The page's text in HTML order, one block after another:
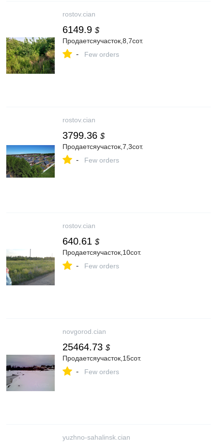
rostov.cian
6149.9 $
Продаетсяучасток,8,7сот.
- Few orders
rostov.cian
3799.36 $
Продаетсяучасток,7,3сот.
- Few orders
rostov.cian
640.61 $
Продаетсяучасток,10сот.
- Few orders
novgorod.cian
25464.73 $
Продаетсяучасток,15сот.
- Few orders
yuzhno-sahalinsk.cian